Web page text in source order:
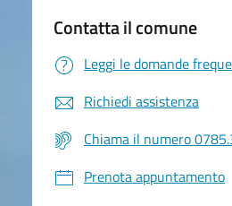
Contatta il comune
Leggi le domande
Richiedi assistenza
Chiama il numero
Prenota appuntamento